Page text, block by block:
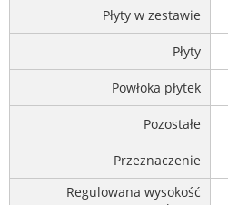
Płyty w zestawie
Płyty
Powłoka płytek
Pozostałe
Przeznaczenie
Regulowana wysokość